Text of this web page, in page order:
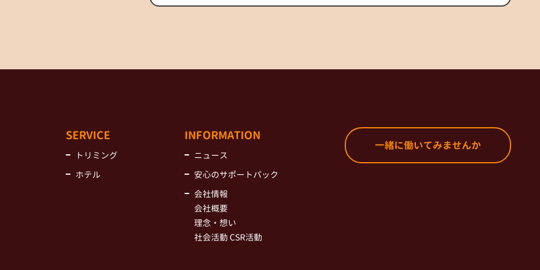
SERVICE
トリミング
ホテル
INFORMATION
ニュース
安心のサポートパック
会社情報
会社概要
理念・想い
社会活動 CSR活動
一緒に働いてみませんか